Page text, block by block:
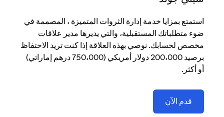
استمتع بمزايا خدمة إدارة الثروات المتميزة ، المصممة في
ضوء متطلباتك المستقبلية، والتي يديرها مدير علاقات
مخصص لحسابك. نوصي بهذه العلاقة إذا كنت تريد الاحتفاظ
برصيد 200،000 دولار أمريكي (750،000 درهم إماراتي)
أو أكثر.
قدم الآن